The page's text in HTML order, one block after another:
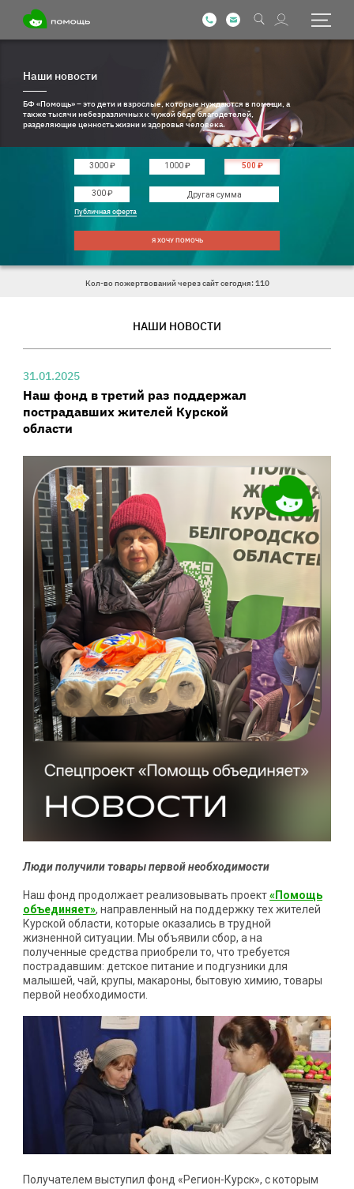
Наши новости
БФ «Помощь» – это дети и взрослые, которые нуждаются в помощи, а
также тысячи небезразличных к чужой беде благодетелей,
разделяющие ценность жизни и здоровья человека.
3000 ₽ 1000 ₽ 500 ₽
300 ₽ Введите другую сумму
Публичная оферта
Я ХОЧУ ПОМОЧЬ
Кол-во пожертвований через сайт сегодня: 110
НАШИ НОВОСТИ
31.01.2025
Наш фонд в третий раз поддержал
пострадавших жителей Курской
области
Люди получили товары первой необходимости
Наш фонд продолжает реализовывать проект«Помощь
объединяет», направленный на поддержку тех жителей
Курской области, которые оказались в трудной
жизненной ситуации. Мы объявили сбор, а на
полученные средства приобрели то, что требуется
пострадавшим: детское питание и подгузники для
малышей, чай, крупы, макароны, бытовую химию, товары
первой необходимости.
Получателем выступил фонд «Регион-Курск», с которым